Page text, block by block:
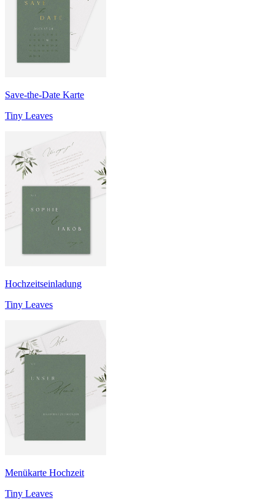
Save-the-Date Karte
Tiny Leaves
Hochzeitseinladung
Tiny Leaves
Menükarte Hochzeit
Tiny Leaves